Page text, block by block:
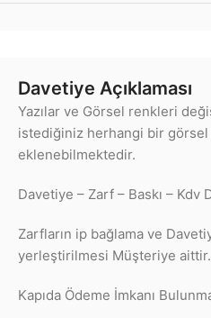
Davetiye Açıklaması
Yazılar ve Görsel renkleri
istediğiniz herhangi bir
eklenebilmektedir.
Davetiye – Zarf – Baskı – Kdv
Zarfların ip bağlama ve
yerleştirilmesi Müşteriye aittir.
Kapıda Ödeme İmkanı